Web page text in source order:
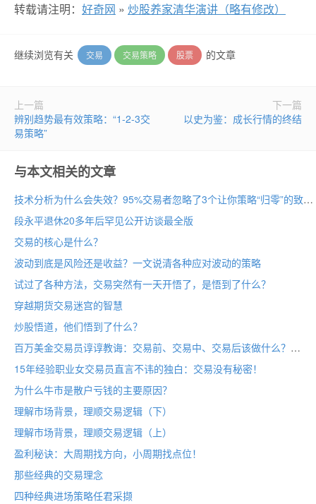
转载请注明： 好奇网 » 炒股养家清华演讲（略有修改）
继续浏览有关 交易 交易策略 股票 的文章
上一篇
辨别趋势最有效策略：“1-2-3交
易策略”
下一篇
以史为鉴：成长行情的终结
与本文相关的文章
技术分析为什么会失效？95%交易者忽略了3个让你策略“归零”的致命情境
段永平退休20多年后罕见公开访谈最全版
交易的核心是什么？
波动到底是风险还是收益？一文说清各种应对波动的策略
试过了各种方法，交易突然有一天开悟了，是悟到了什么？
穿越期货交易迷宫的智慧
炒股悟道，他们悟到了什么？
百万美金交易员谆谆教诲：交易前、交易中、交易后该做什么？
15年经验职业女交易员直言不讳的独白：交易没有秘密！
为什么牛市是散户亏钱的主要原因？
理解市场背景，理顺交易逻辑（下）
理解市场背景，理顺交易逻辑（上）
盈利秘诀：大周期找方向，小周期找点位！
那些经典的交易理念
四种经典进场策略任君采撷